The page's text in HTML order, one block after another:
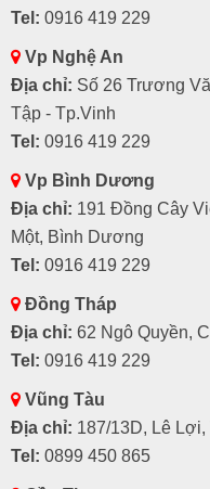
Tel: 0916 419 229
Vp Nghệ An
Địa chỉ: Số 26 Trương
Tập - Tp.Vinh
Tel: 0916 419 229
Vp Bình Dương
Địa chỉ: 191 Đồng Cây
Một, Bình Dương
Tel: 0916 419 229
Đồng Tháp
Địa chỉ: 62 Ngô Quyền,
Tel: 0916 419 229
Vũng Tàu
Địa chỉ: 187/13D, Lê Lợi,
Tel: 0899 450 865